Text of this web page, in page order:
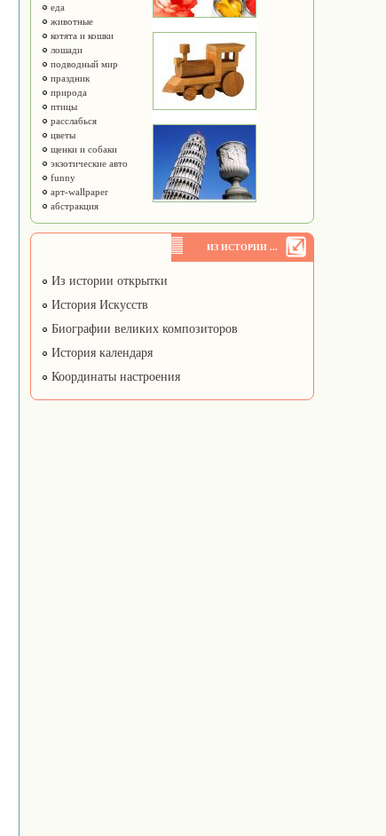
еда
животные
котята и кошки
лошади
подводный мир
праздник
природа
птицы
расслабься
цветы
щенки и собаки
экзотические авто
funny
арт-wallpaper
абстракция
ИЗ ИСТОРИИ ...
Из истории открытки
История Искусств
Биографии великих композиторов
История календаря
Координаты настроения